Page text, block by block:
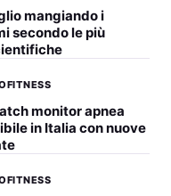
mangiando i
secondo le più
monitor apnea
in Italia con nuove